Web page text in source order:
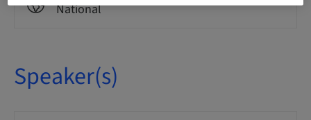
National
Speaker(s)